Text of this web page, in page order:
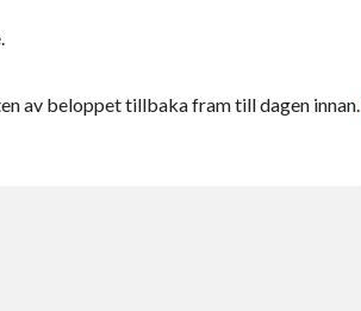
av beloppet tillbaka fram till dagen innan.